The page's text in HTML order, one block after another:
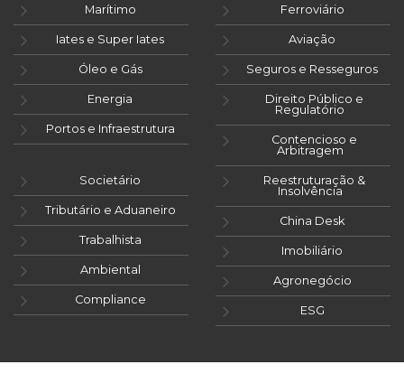
Marítimo
Iates e Super Iates
Óleo e Gás
Energia
Portos e Infraestrutura
Ferroviário
Aviação
Seguros e Resseguros
Direito Público e
Regulatório
Contencioso e
Arbitragem
Societário
Tributário e Aduaneiro
Trabalhista
Ambiental
Compliance
Reestruturação &
Insolvência
China Desk
Imobiliário
Agronegócio
ESG